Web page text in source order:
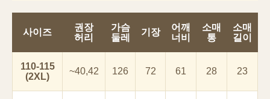
사이즈
권장
허리
가슴
둘레
기장
어깨
너비
소매
통
소매
길이
110-115
(2XL)
~40,42 126 72 61 28 23